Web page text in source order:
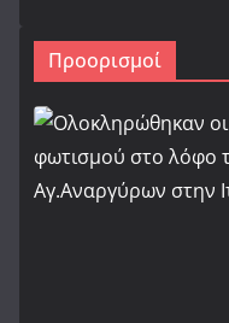
Προορισμοί